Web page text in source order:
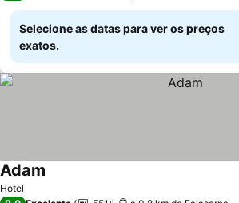
Selecione as datas para ver os preços
exatos.
Hotel
Adam